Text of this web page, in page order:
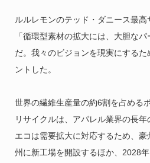
ルルレモンのテッド・ダニース最
「循環型素材の拡大には、大胆な
だ。我々のビジョンを現実にする
ントした。
世界の繊維生産量の約6割を占める
リサイクルは、アパレル業界の長年
エコは需要拡大に対応するため、
州に新工場を開設するほか、2028